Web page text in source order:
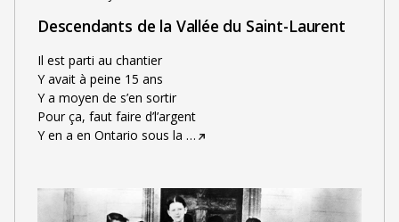
Descendants de la Vallée du Saint-Laurent
Il est parti au chantier
Y avait à peine 15 ans
Y a moyen de s’en sortir
Pour ça, faut faire d’l’argent
Y en a en Ontario sous la …